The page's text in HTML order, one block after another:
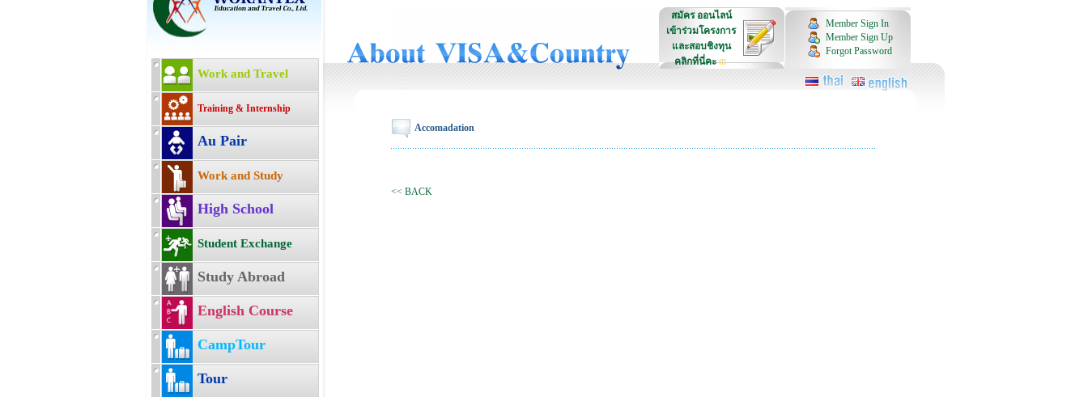
Work and Travel
Training & Internship
Au Pair
Work and Study
High School
Student Exchange
Study Abroad
English Course
CampTour
Tour
สมัคร ออนไลน์
เข้าร่วมโครงการ
และสอบชิงทุน
คลิกที่นี่คะ!!!
Member Sign In
Member Sign Up
Forgot Password
Accomadation
<< BACK